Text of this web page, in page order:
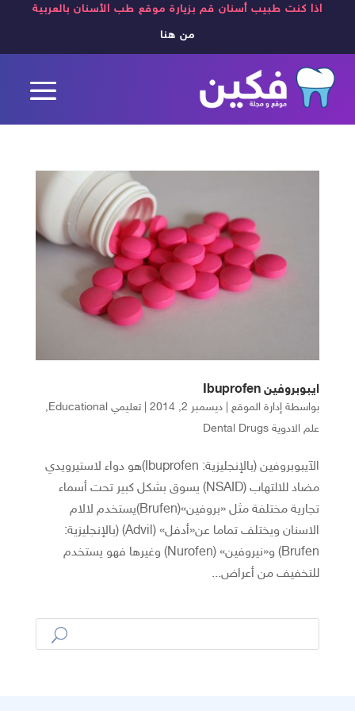
اذا كنت طبيب أسنان قم بزيارة موقع طب الأسنان بالعربية
من هنا
ايبوبروفين Ibuprofen
بواسطة إدارة الموقع| ديسمبر 2, 2014 | تعليمي Educational
,
علم الادوية Dental Drugs
الآيبوبروفين (بالإنجليزية: Ibuprofen)هو دواء لاستيرويدي
مضاد للالتهاب (NSAID) يسوق بشكل كبير تحت أسماء
تجارية مختلفة مثل «بروفين»(Brufen)يستخدم لالام
الاسنان ويختلف تماما عن«أدفل» (Advil) (بالإنجليزية:
Brufen) و«نيروفين» (Nurofen) وغيرها فهو يستخدم
للتخفيف من أعراض...